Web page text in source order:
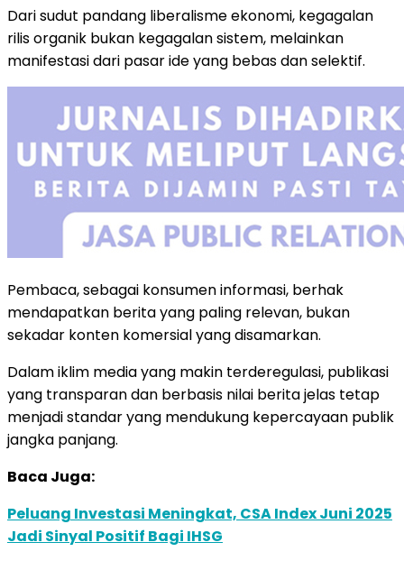
Dari sudut pandang liberalisme ekonomi, kegagalan
rilis organik bukan kegagalan sistem, melainkan
manifestasi dari pasar ide yang bebas dan selektif.
Pembaca, sebagai konsumen informasi, berhak
mendapatkan berita yang paling relevan, bukan
sekadar konten komersial yang disamarkan.
Dalam iklim media yang makin terderegulasi, publikasi
yang transparan dan berbasis nilai berita jelas tetap
menjadi standar yang mendukung kepercayaan publik
jangka panjang.
Baca Juga:
Peluang Investasi Meningkat, CSA Index Juni 2025
Jadi Sinyal Positif Bagi IHSG